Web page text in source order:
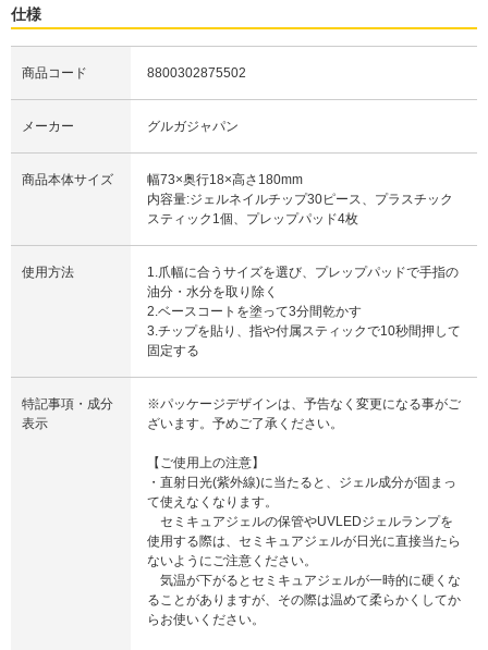
仕様
商品コード 8800302875502
メーカー グルガジャパン
商品本体サイズ
幅73×奥行18×高さ180mm
内容量:ジェルネイルチップ30ピース、プラスチック
スティック1個、プレップパッド4枚
使用方法
1.爪幅に合うサイズを選び、プレップパッドで手指の
油分・水分を取り除く
2.ベースコートを塗って3分間乾かす
3.チップを貼り、指や付属スティックで10秒間押して
固定する
特記事項・成分
表示
※パッケージデザインは、予告なく変更になる事がご
ざいます。予めご了承ください。
【ご使用上の注意】
・直射日光(紫外線)に当たると、ジェル成分が固まっ
て使えなくなります。
セミキュアジェルの保管やUVLEDジェルランプを
使用する際は、セミキュアジェルが日光に直接当たら
ないようにご注意ください。
気温が下がるとセミキュアジェルが一時的に硬くな
ることがありますが、その際は温めて柔らかくしてか
らお使いください。